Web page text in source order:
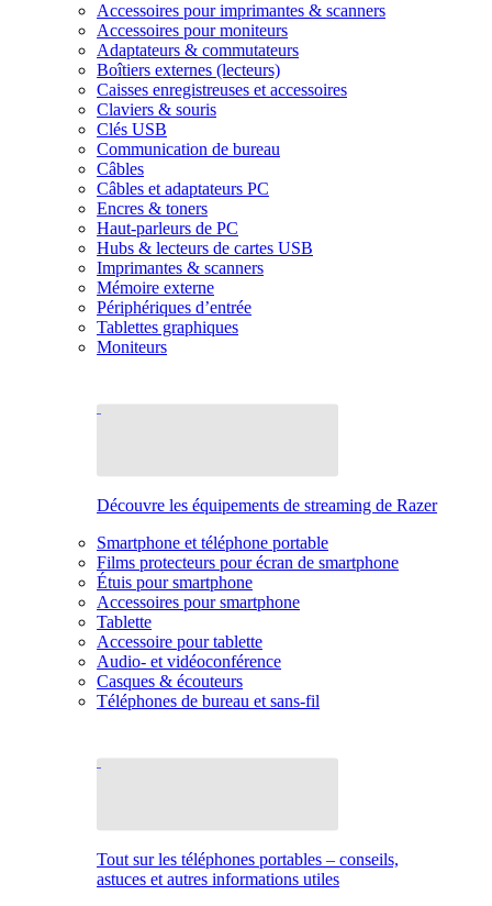
Accessoires pour imprimantes & scanners
Accessoires pour moniteurs
Adaptateurs & commutateurs
Boîtiers externes (lecteurs)
Caisses enregistreuses et accessoires
Claviers & souris
Clés USB
Communication de bureau
Câbles
Câbles et adaptateurs PC
Encres & toners
Haut-parleurs de PC
Hubs & lecteurs de cartes USB
Imprimantes & scanners
Mémoire externe
Périphériques d’entrée
Tablettes graphiques
Moniteurs
Découvre les équipements de streaming de Razer
Smartphone et téléphone portable
Films protecteurs pour écran de smartphone
Étuis pour smartphone
Accessoires pour smartphone
Tablette
Accessoire pour tablette
Audio- et vidéoconférence
Casques & écouteurs
Téléphones de bureau et sans-fil
Tout sur les téléphones portables – conseils,
astuces et autres informations utiles